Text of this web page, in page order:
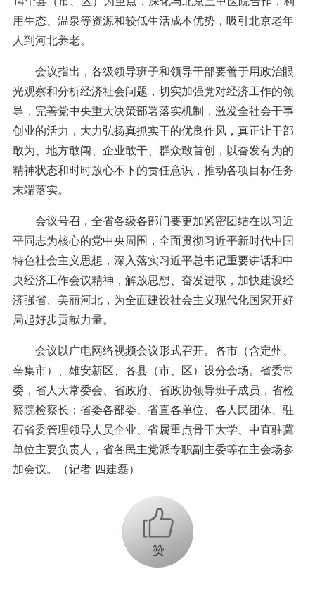
用生态、温泉等资源和较低生活成本优势，吸引北京老年
人到河北养老。
会议指出，各级领导班子和领导干部要善于用政治眼
光观察和分析经济社会问题，切实加强党对经济工作的领
导，完善党中央重大决策部署落实机制，激发全社会干事
创业的活力，大力弘扬真抓实干的优良作风，真正让干部
敢为、地方敢闯、企业敢干、群众敢首创，以奋发有为的
精神状态和时时放心不下的责任意识，推动各项目标任务
末端落实。
会议号召，全省各级各部门要更加紧密团结在以习近
平同志为核心的党中央周围，全面贯彻习近平新时代中国
特色社会主义思想，深入落实习近平总书记重要讲话和中
央经济工作会议精神，解放思想、奋发进取，加快建设经
济强省、美丽河北，为全面建设社会主义现代化国家开好
局起好步贡献力量。
会议以广电网络视频会议形式召开。各市（含定州、
辛集市）、雄安新区、各县（市、区）设分会场。省委常
委，省人大常委会、省政府、省政协领导班子成员，省检
察院检察长；省委各部委、省直各单位、各人民团体、驻
石省委管理领导人员企业、省属重点骨干大学、中直驻冀
单位主要负责人，省各民主党派专职副主委等在主会场参
加会议。（记者 四建磊）
+1